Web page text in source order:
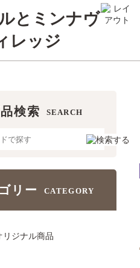
検索 SEARCH
リー CATEGORY
リジナル商品